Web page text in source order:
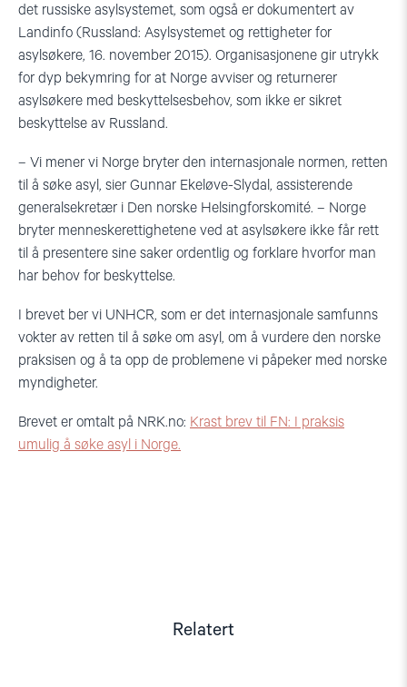
det russiske asylsystemet, som også er dokumentert av
Landinfo (Russland: Asylsystemet og rettigheter for
asylsøkere, 16. november 2015). Organisasjonene gir utrykk
for dyp bekymring for at Norge avviser og returnerer
asylsøkere med beskyttelsesbehov, som ikke er sikret
beskyttelse av Russland.
– Vi mener vi Norge bryter den internasjonale normen, retten
til å søke asyl, sier Gunnar Ekeløve-Slydal, assisterende
generalsekretær i Den norske Helsingforskomité. – Norge
bryter menneskerettighetene ved at asylsøkere ikke får rett
til å presentere sine saker ordentlig og forklare hvorfor man
har behov for beskyttelse.
I brevet ber vi UNHCR, som er det internasjonale samfunns
vokter av retten til å søke om asyl, om å vurdere den norske
praksisen og å ta opp de problemene vi påpeker med norske
myndigheter.
Brevet er omtalt på NRK.no: Krast brev til FN: I praksis
umulig å søke asyl i Norge.
Relatert